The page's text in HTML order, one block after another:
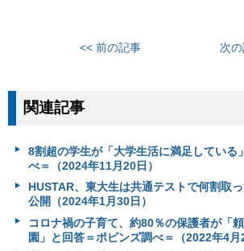
<< 前の記事 次
関連記事
8割超の学生が「大学生活に満足している
べ＝（2024年11月20日）
HUSTAR、東大生は共通テストで何割取
公開（2024年1月30日）
コロナ禍の子育て、約80％の保護者が「
園」と回答＝ポピンズ調べ＝（2022年4月